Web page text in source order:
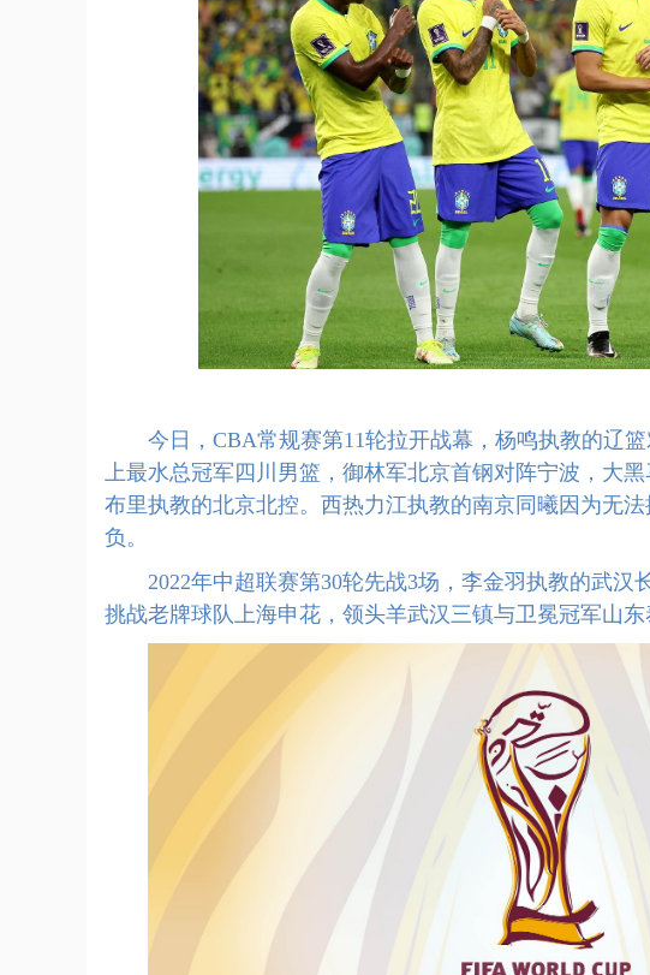
今日，CBA常规赛第11轮拉开战幕，杨鸣执教的辽篮
上最水总冠军四川男篮，御林军北京首钢对阵宁波，大
布里执教的北京北控。西热力江执教的南京同曦因为无
负。
2022年中超联赛第30轮先战3场，李金羽执教的武汉
挑战老牌球队上海申花，领头羊武汉三镇与卫冕冠军山东